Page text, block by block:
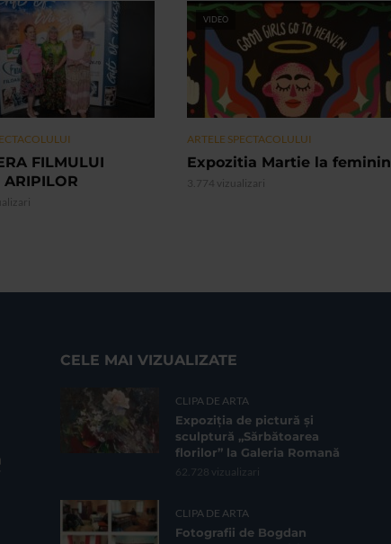
FILMULUI
ARIPILOR
VIDEO
ARTELE SPECTACOLULUI
Expozitia Martie la feminin
3.774 vizualizari
CELE MAI VIZUALIZATE
CLIPA DE ARTA
Expoziția de pictură și
sculptură „Sărbătoarea
florilor” la Galeria Romană
62.728 vizualizari
CLIPA DE ARTA
Fotografii de Bogdan